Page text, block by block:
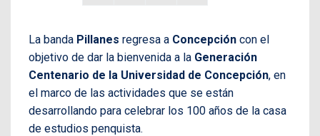
La banda Pillanes regresa a Concepción con el
objetivo de dar la bienvenida a la Generación
Centenario de la Universidad de Concepción, en
el marco de las actividades que se están
desarrollando para celebrar los 100 años de la casa
de estudios penquista.